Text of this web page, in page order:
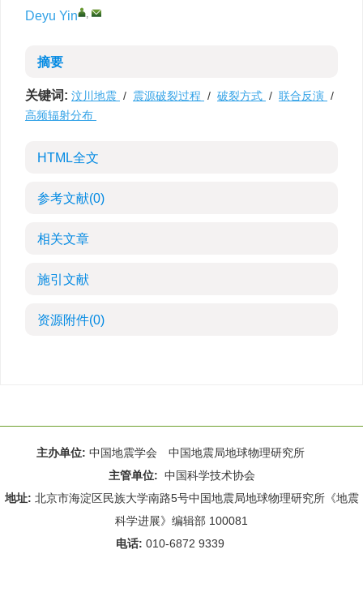
Deyu Yin ,
摘要
关键词: 汶川地震 / 震源破裂过程 / 破裂方式 / 联合反演 /
高频辐射分布
HTML全文
参考文献(0)
相关文章
施引文献
资源附件(0)
主办单位: 中国地震学会 中国地震局地球物理研究所
主管单位: 中国科学技术协会
地址: 北京市海淀区民族大学南路5号中国地震局地球物理研究所《地震
科学进展》编辑部 100081
电话: 010-6872 9339